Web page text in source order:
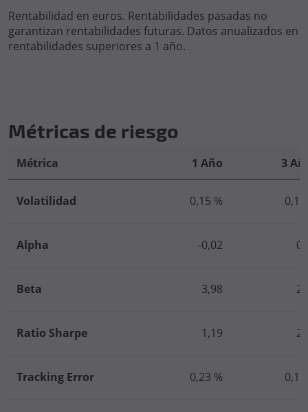
Rentabilidad en euros. Rentabilidades pasadas no
garantizan rentabilidades futuras. Datos anualizados en
rentabilidades superiores a 1 año.
Métricas de riesgo
Métrica 1 Año 3
Volatilidad 0,15 %
Alpha -0,02
Beta 3,98
Ratio Sharpe 1,19
Tracking Error 0,23 %